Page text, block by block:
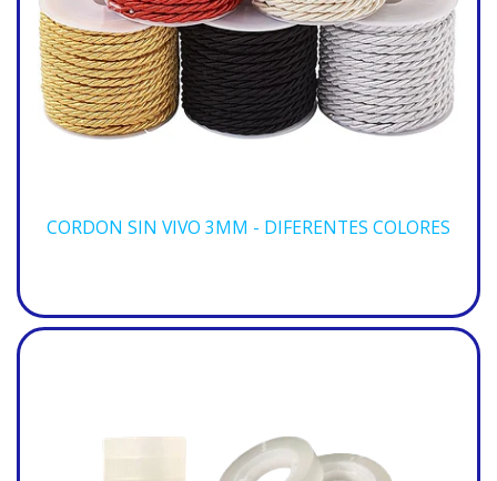
CORDON SIN VIVO 3MM - DIFERENTES COLORES